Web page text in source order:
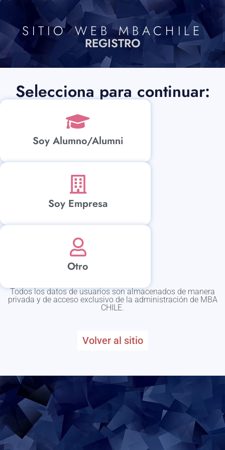
SITIO WEB MBACHILE
REGISTRO
Selecciona para continuar:
Soy Alumno/Alumni
Soy Empresa
Otro
Todos los datos de usuarios son almacenados de manera
privada y de acceso exclusivo de la administración de MBA
CHILE.
Volver al sitio